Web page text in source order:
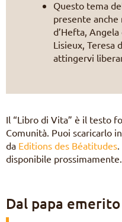
Questo tema
presente
d’Hefta,
Lisieux, Teresa
attingervi
Il “Libro di Vita” è il testo
Comunità. Puoi scaricarlo
da Editions des Béatitudes
disponibile prossimamente.
Dal papa